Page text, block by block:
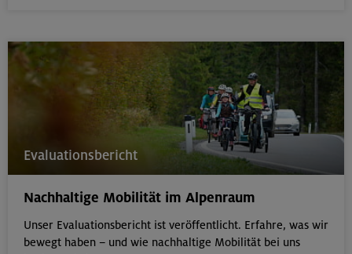
Evaluationsbericht
Nachhaltige Mobilität im Alpenraum
Unser Evaluationsbericht ist veröffentlicht. Erfahre, was wir
bewegt haben – und wie nachhaltige Mobilität bei uns